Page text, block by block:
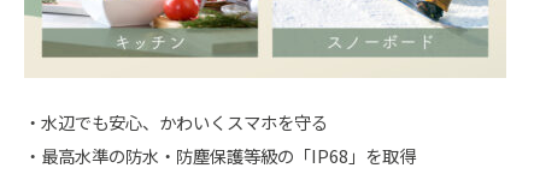
・水辺でも安心、かわいくスマホを守る
・最高水準の防水・防塵保護等級の「IP68」を取得